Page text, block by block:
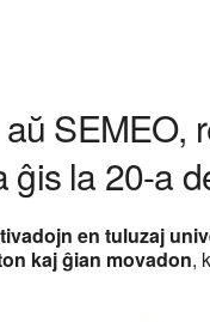
SEMEO,
la 20-a
en tuluzaj
kaj ĝian movadon,